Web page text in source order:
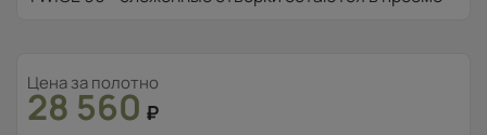
Цена за полотно
28 560 ₽